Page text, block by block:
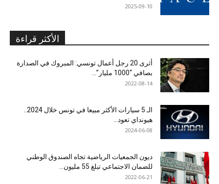
2025-09-10
الأكثر قراءة
أثرى 20 رجل أعمال تونسي: المبروك في الصدارة
بصافي “1000 مليار”...
2022-08-14
هيونداي تعود...
2024-06-08
ديون الجمعيات الرياضية تجاه الصندوق الوطني
للضمان الاجتماعي تبلغ 55 مليون...
2022-06-21